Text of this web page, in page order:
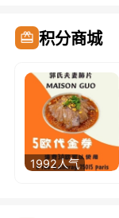
积分商城
1992人气